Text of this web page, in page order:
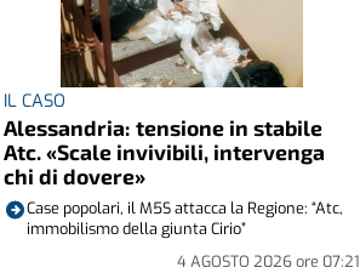
IL CASO
Alessandria: tensione in stabile
Atc. «Scale invivibili, intervenga
chi di dovere»
4 AGOSTO 2026ore 07:21
Case popolari, il M5S attacca la Regione: “Atc,
immobilismo della giunta Cirio”